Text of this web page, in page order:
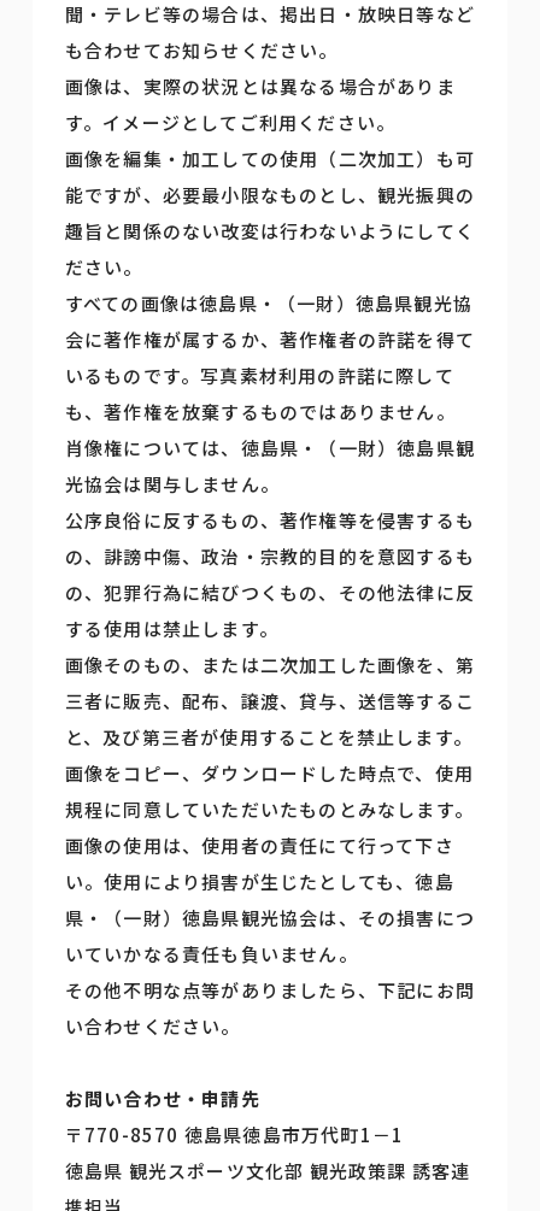
聞・テレビ等の場合は、掲出日・放映日等など
も合わせてお知らせください。
画像は、実際の状況とは異なる場合がありま
す。イメージとしてご利用ください。
画像を編集・加工しての使用（二次加工）も可
能ですが、必要最小限なものとし、観光振興の
趣旨と関係のない改変は行わないようにしてく
ださい。
すべての画像は徳島県・（一財）徳島県観光協
会に著作権が属するか、著作権者の許諾を得て
いるものです。写真素材利用の許諾に際して
も、著作権を放棄するものではありません。
肖像権については、徳島県・（一財）徳島県観
光協会は関与しません。
公序良俗に反するもの、著作権等を侵害するも
の、誹謗中傷、政治・宗教的目的を意図するも
の、犯罪行為に結びつくもの、その他法律に反
する使用は禁止します。
画像そのもの、または二次加工した画像を、第
三者に販売、配布、譲渡、貸与、送信等するこ
と、及び第三者が使用することを禁止します。
画像をコピー、ダウンロードした時点で、使用
規程に同意していただいたものとみなします。
画像の使用は、使用者の責任にて行って下さ
い。使用により損害が生じたとしても、徳島
県・（一財）徳島県観光協会は、その損害につ
いていかなる責任も負いません。
その他不明な点等がありましたら、下記にお問
い合わせください。
お問い合わせ・申請先
〒770-8570 徳島県徳島市万代町1－1
徳島県 観光スポーツ文化部 観光政策課 誘客連